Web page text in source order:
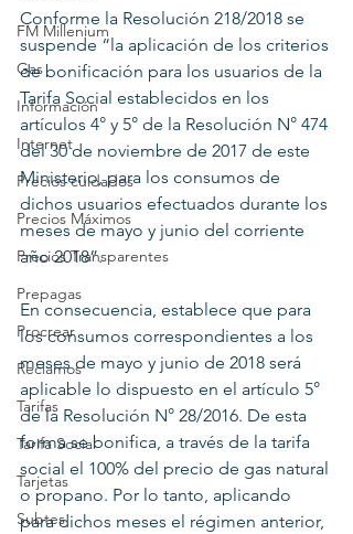
FM Millenium
Gas
Información
Internet
Precios cuidados
Precios Máximos
Precios Transparentes
Prepagas
Procrear
Reclamos
Tarifas
Tarifa Social
Tarjetas
Subtes
Conforme la Resolución 218/2018 se
suspende “la aplicación de los criterios
de bonificación para los usuarios de la
Tarifa Social establecidos en los
artículos 4° y 5° de la Resolución N° 474
del 30 de noviembre de 2017 de este
Ministerio, para los consumos de
dichos usuarios efectuados durante los
meses de mayo y junio del corriente
año 2018”.
En consecuencia, establece que para
los consumos correspondientes a los
meses de mayo y junio de 2018 será
aplicable lo dispuesto en el artículo 5°
de la Resolución N° 28/2016. De esta
forma se bonifica, a través de la tarifa
social el 100% del precio de gas natural
o propano. Por lo tanto, aplicando
para dichos meses el régimen anterior,